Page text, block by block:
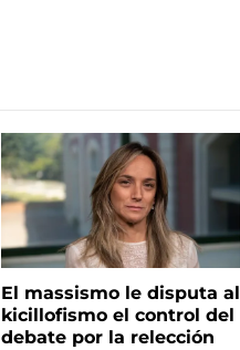
El massismo le disputa al
kicillofismo el control del
debate por la relección